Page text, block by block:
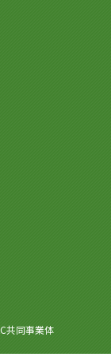
共同事業体